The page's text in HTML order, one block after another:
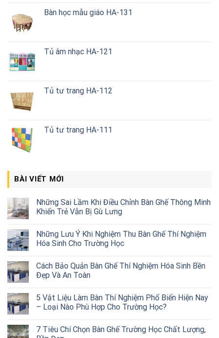
Bàn học mẫu giáo HA-131
Tủ âm nhạc HA-121
Tủ tư trang HA-112
Tủ tư trang HA-111
BÀI VIẾT MỚI
Những Sai Lầm Khi Điều Chỉnh Bàn Ghế Thông Minh
Khiến Trẻ Vẫn Bị Gù Lưng
Những Lưu Ý Khi Nghiệm Thu Bàn Ghế Thí Nghiệm
Hóa Sinh Cho Trường Học
Cách Bảo Quản Bàn Ghế Thí Nghiệm Hóa Sinh Bền
Đẹp Và An Toàn
5 Vật Liệu Làm Bàn Thí Nghiệm Phổ Biến Hiện Nay
– Loại Nào Phù Hợp Cho Trường Học?
7 Tiêu Chí Chọn Bàn Ghế Trường Học Chất Lượng,